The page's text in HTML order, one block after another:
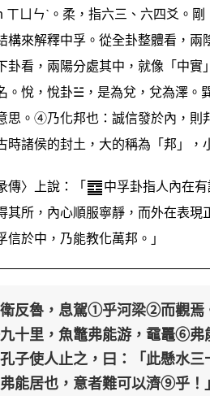
ㄒㄩㄣˋ。柔，指六三、六四爻。
構來解釋中孚。從全卦整體看，兩
卦看，兩陽分處其中，就像「中實
。悅，悅卦☱，是為兌，兌為澤。
思。④乃化邦也：誠信發於內，則
時諸侯的封土，大的稱為「邦」，
傳〉上說：「
中孚卦指人內在
其所，內心順服寧靜，而外在表現
信於中，乃能教化萬邦。」
反魯，息駕①乎河梁②而觀
十里，魚鼈弗能游，黿鼉⑥
子使人止之，曰：「此懸水三
能居也，意者難可以濟⑨乎